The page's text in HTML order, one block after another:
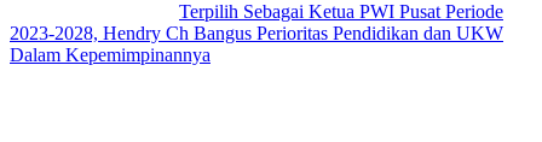
Terpilih Sebagai Ketua PWI Pusat Periode
2023-2028, Hendry Ch Bangus Perioritas Pendidikan dan UKW
Dalam Kepemimpinannya